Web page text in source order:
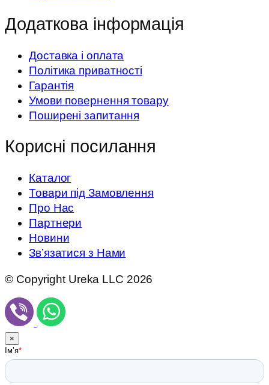
Додаткова інформація
Доставка і оплата
Політика приватності
Гарантія
Умови повернення товару
Поширені запитання
Корисні посилання
Каталог
Товари під Замовлення
Про Нас
Партнери
Новини
Зв’язатися з Нами
© Copyright Ureka LLC 2026
×